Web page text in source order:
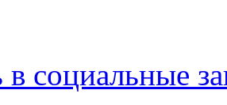
социальные